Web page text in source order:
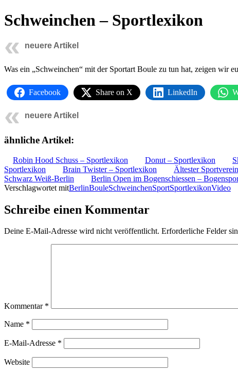
Schweinchen – Sportlexikon
neuere Artikel
Was ein „Schweinchen“ mit der Sportart Boule zu tun hat, zeigen wir
Facebook Share on X LinkedIn
neuere Artikel
ähnliche Artikel:
Robin Hood Schuss – Sportlexikon Donut – Sportlexikon
Sportlexikon
Brain Twister – Sportlexikon Ältester
Schwarz Weiß-Berlin
Berlin Open im Bogenschiessen –
Verschlagwortet mitBerlinBouleSchweinchenSportSportlexikonVideo
Schreibe einen Kommentar
Deine E-Mail-Adresse wird nicht veröffentlicht. Erforderliche Felder
Kommentar *
Name *
E-Mail-Adresse *
Website